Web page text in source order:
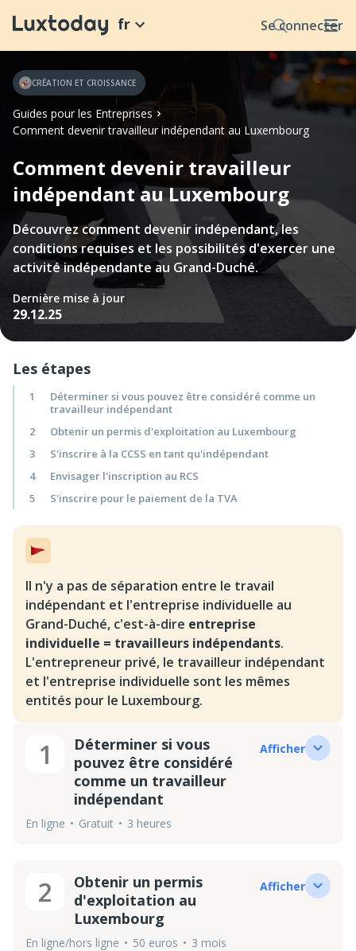
Se connecter
fr
Guides pour les Entreprises
Comment devenir travailleur indépendant au Luxembourg
CRÉATION ET CROISSANCE
Comment devenir travailleur
indépendant au Luxembourg
Découvrez comment devenir indépendant, les
conditions requises et les possibilités d'exercer une
activité indépendante au Grand-Duché.
Dernière mise à jour
29.12.25
Les étapes
1
Déterminer si vous pouvez être considéré comme un
travailleur indépendant
2
Obtenir un permis d'exploitation au Luxembourg
3
S'inscrire à la CCSS en tant qu'indépendant
4
Envisager l'inscription au RCS
5
S'inscrire pour le paiement de la TVA
Il n'y a pas de séparation entre le travail
indépendant et l'entreprise individuelle au
Grand-Duché, c'est-à-dire entreprise
individuelle = travailleurs indépendants.
L'entrepreneur privé, le travailleur indépendant
et l'entreprise individuelle sont les mêmes
entités pour le Luxembourg.
1
Déterminer si vous
pouvez être considéré
comme un travailleur
indépendant
En ligne Gratuit 3 heures
Afficher
2
Obtenir un permis
d'exploitation au
Luxembourg
En ligne/hors ligne 50 euros 3 mois
Afficher